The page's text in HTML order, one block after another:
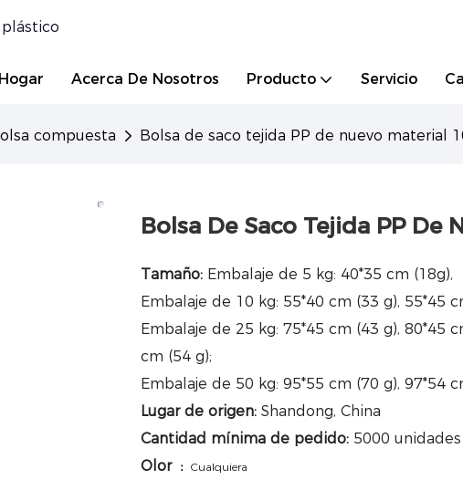
Hogar Acerca De Nosotros Producto Servicio
compuesta Bolsa de saco tejida PP de nuevo material
Bolsa De Saco Tejida PP De
Tamaño: Embalaje de 5 kg: 40*35 cm (18g),
Embalaje de 10 kg: 55*40 cm (33 g), 55*45
Embalaje de 25 kg: 75*45 cm (43 g), 80*45
cm (54 g);
Embalaje de 50 kg: 95*55 cm (70 g), 97*54
Lugar de origen: Shandong, China
Cantidad mínima de pedido: 5000
Olor ： Cualquiera